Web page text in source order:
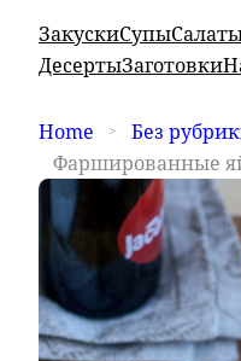
ЗакускиСупы
ДесертыЗаготовки
Home
Без
Фаршированные